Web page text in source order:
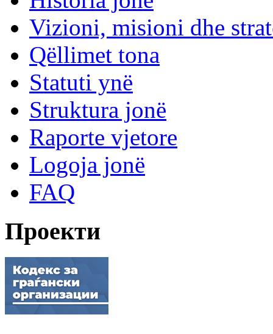
Vizioni, misioni dhe
Qëllimet tona
Statuti ynë
Struktura jonë
Raporte vjetore
Logoja jonë
FAQ
Проекти